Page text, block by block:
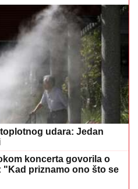
udara: Jedan
koncerta govorila o
"Kad priznamo ono što se